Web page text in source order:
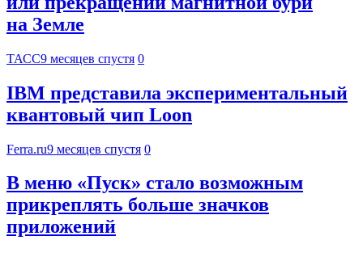
на Земле
ТАСС9 месяцев спустя 0
IBM представила экспериментальный
квантовый чип Loon
Ferra.ru9 месяцев спустя 0
В меню «Пуск» стало возможным
прикреплять больше значков
приложений